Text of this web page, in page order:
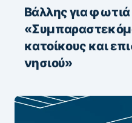
Βάλλης για
κατοίκους και
νησιού»